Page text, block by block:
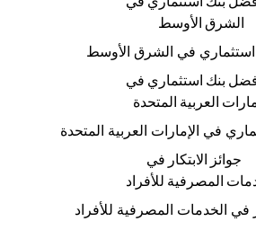
في الشرق الأوسط
في الإمارات العربية المتحدة
في الخدمات المصرفية للأفراد